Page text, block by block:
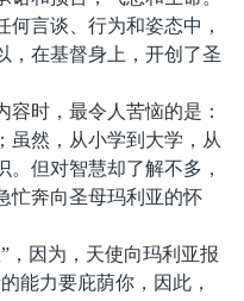
言谈、行为和姿态中，
，在基督身上，开创了圣
容时，最令人苦恼的是：
虽然，从小学到大学，从
但对智慧却了解不多，
忙奔向圣母玛利亚的怀
，因为，天使向玛利亚报
能力要庇荫你，因此，